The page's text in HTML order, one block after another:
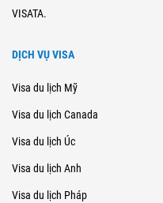
VISATA.
DỊCH VỤ VISA
Visa du lịch Mỹ
Visa du lịch Canada
Visa du lịch Úc
Visa du lịch Anh
Visa du lịch Pháp